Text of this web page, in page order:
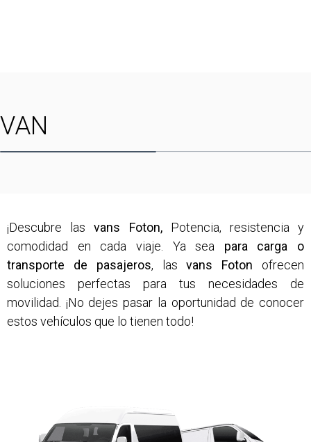
VAN
¡Descubre lasvans Foton,Potencia, resistencia y
comodidad en cada viaje. Ya sea para carga o
transporte de pasajeros, lasvans Foton ofrecen
soluciones perfectas para tus necesidades de
movilidad. ¡No dejes pasar la oportunidad de conocer
estos vehículos que lo tienen todo!